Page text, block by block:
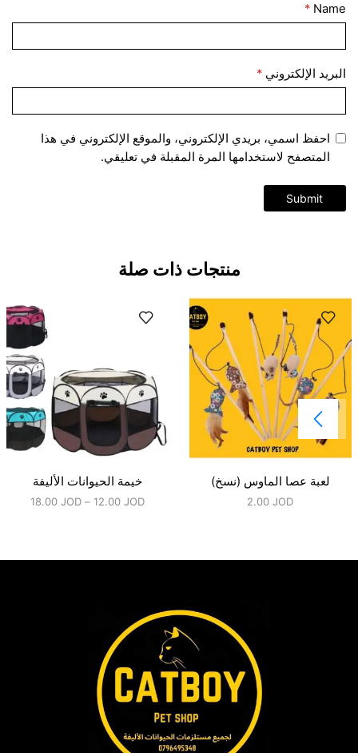
Name
*
البريد الإلكتروني *
احفظ اسمي، بريدي الإلكتروني، والموقع الإلكتروني في هذا
المتصفح لاستخدامها المرة المقبلة في تعليقي.
منتجات ذات صلة
لعبة عصا الماوس (نسخ)
2.00JOD
خيمة الحيوانات الأليفة
12.00JOD
–
18.00JOD